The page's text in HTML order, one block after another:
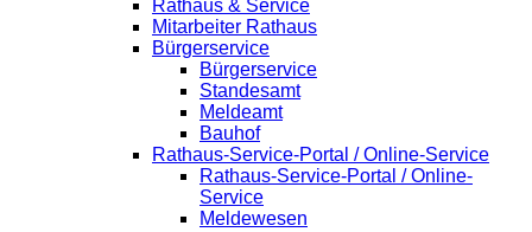
Rathaus & Service
Mitarbeiter Rathaus
Bürgerservice
Bürgerservice
Standesamt
Meldeamt
Bauhof
Rathaus-Service-Portal / Online-Service
Rathaus-Service-Portal / Online-
Service
Meldewesen